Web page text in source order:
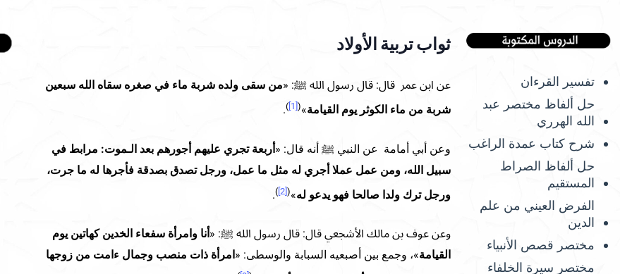
تفسير القرءان
حل ألفاظ مختصر عبد
الله الهرري
شرح كتاب عمدة الراغب
حل ألفاظ الصراط
المستقيم
الفرض العيني من علم
الدين
مختصر قصص الأنبياء
مختصر سيرة الخلفاء
ثواب تربية الأولاد
عن ابن عمر قال: قال رسول الله ﷺ: «من سقى ولده شربة ماء في صغره سقاه الله سبعين
شربة من ماء الكوثر يوم القيامة»
(
[1]
)
.
وعن أبي أمامة عن النبي ﷺ أنه قال: «أربعة تجري عليهم أجورهم بعد الـموت: مرابط في
سبيل الله، ومن عمل عملا أجري له مثل ما عمل، ورجل تصدق بصدقة فأجرها له ما جرت،
ورجل ترك ولدا صالحا فهو يدعو له»
(
[2]
)
.
وعن عوف بن مالك الأشجعي قال: قال رسول الله ﷺ: «أنا وامرأة سفعاء الخدين كهاتين يوم
القيامة»، وجمع بين أصبعيه السبابة والوسطى: «امرأة ذات منصب وجمال ءامت من زوجها